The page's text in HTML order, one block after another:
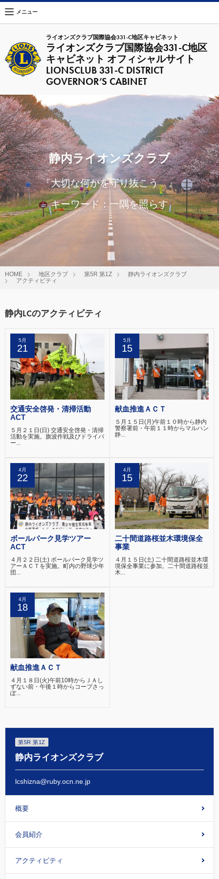
ライオンズクラブ国際協会331-C地区キャビネット
ライオンズクラブ国際協会331-C地区
キャビネット オフィシャルサイト
LIONSCLUB 331-C DISTRICT
GOVERNOR’S CABINET
メニュー
静内ライオンズクラブ
『大切な何かを守り抜こう 』
キーワード：一隅を照らす
HOME 地区クラブ 第5R 第1Z
静内ライオンズクラブ
アクティビティ
静内LCのアクティビティ
5月
21
交通安全啓発・清掃活動
ACT
５月２１日(日) 交通安全啓発・清掃
活動を実施。旗波作戦及びドライバ
ー...
5月
15
献血推進ＡＣＴ
５月１５日(月)午前１０時から静内
警察署前・午前１１時からマルハン
静...
4月
22
ボールパーク見学ツアー
ACT
４月２２日(土) ボールパーク見学ツ
アーＡＣＴを実施。町内の野球少年
団...
4月
15
二十間道路桜並木環境保全
事業
４月１５日(土) 二十間道路桜並木環
境保全事業に参加。二十間道路桜並
木...
4月
18
献血推進ＡＣＴ
４月１８日(火)午前10時からＪＡし
ずない前・午後１時からコープさっ
ぽ...
第5R 第1Z
静内ライオンズクラブ
lcshizna@ruby.ocn.ne.jp
概要
会員紹介
アクティビティ